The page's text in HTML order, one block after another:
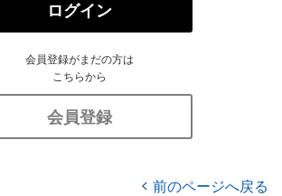
ログイン
会員登録がまだの方は
こちらから
会員登録
前のページへ戻る